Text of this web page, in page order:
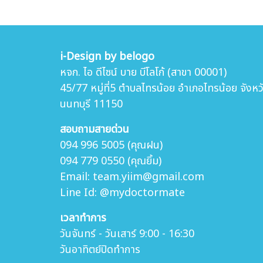
i-Design by belogo
หจก. ไอ ดีไซน์ บาย บีโลโก้ (สาขา 00001)
45/77 หมู่ที่5 ตำบลไทรน้อย อำเภอไทรน้อย จังห
นนทบุรี 11150
สอบถามสายด่วน
094 996 5005 (คุณฝน)
094 779 0550 (คุณยิ้ม)
Email: team.yiim@gmail.com
Line Id: @mydoctormate
เวลาทำการ
วันจันทร์ - วันเสาร์ 9:00 - 16:30
วันอาทิตย์ปิดทำการ